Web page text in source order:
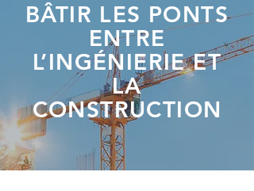
BÂTIR LES PONTS
ENTRE
L’INGÉNIERIE ET
LA
CONSTRUCTION